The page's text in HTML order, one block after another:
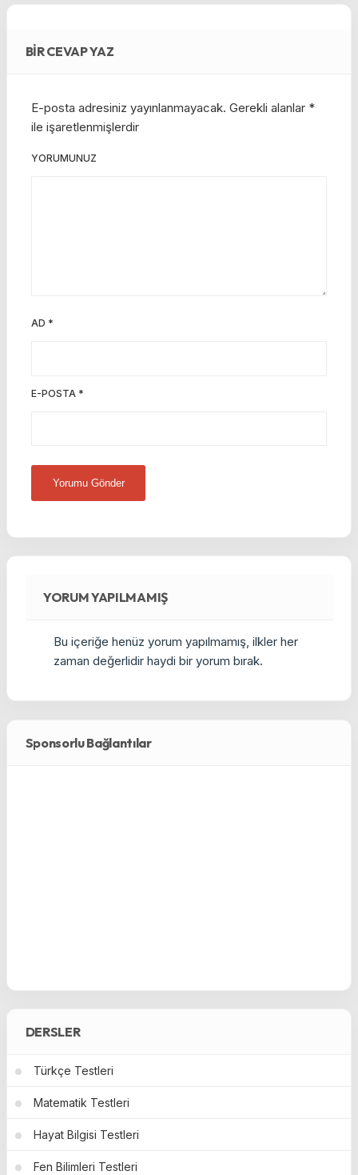
BIR CEVAP YAZ
E-posta adresiniz yayınlanmayacak. Gerekli alanlar *
ile işaretlenmişlerdir
YORUMUNUZ
AD *
E-POSTA *
YORUM YAPILMAMIŞ
Bu içeriğe henüz yorum yapılmamış, ilkler her
zaman değerlidir haydi bir yorum bırak.
Sponsorlu Bağlantılar
DERSLER
Türkçe Testleri
Matematik Testleri
Hayat Bilgisi Testleri
Fen Bilimleri Testleri